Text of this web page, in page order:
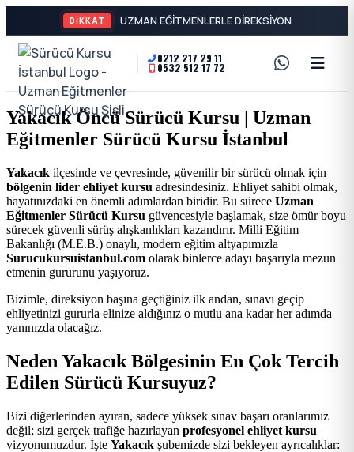
DİKKAT
Sürücü
Kursu
İstanbul
-
Şişli
En
İyi
Ehliyet
Kursu
A2
Motor
Ehliyeti
Özel
Direksiyon
Dersi
0212 217 29 11
0532 512 17 72
Yakacık Öncü Sürücü Kursu | Uzman
Eğitmenler Sürücü Kursu İstanbul
Yakacık ilçesinde ve çevresinde, güvenilir bir sürücü olmak için
bölgenin lider ehliyet kursu adresindesiniz. Ehliyet sahibi olmak,
hayatınızdaki en önemli adımlardan biridir. Bu sürece Uzman
Eğitmenler Sürücü Kursu güvencesiyle başlamak, size ömür boyu
sürecek güvenli sürüş alışkanlıkları kazandırır. Milli Eğitim
Bakanlığı (M.E.B.) onaylı, modern eğitim altyapımızla
Surucukursuistanbul.com olarak binlerce adayı başarıyla mezun
etmenin gururunu yaşıyoruz.
Bizimle, direksiyon başına geçtiğiniz ilk andan, sınavı geçip
ehliyetinizi gururla elinize aldığınız o mutlu ana kadar her adımda
yanınızda olacağız.
Neden Yakacık Bölgesinin En Çok Tercih
Edilen Sürücü Kursuyuz?
Bizi diğerlerinden ayıran, sadece yüksek sınav başarı oranlarımız
değil; sizi gerçek trafiğe hazırlayan profesyonel ehliyet kursu
vizyonumuzdur. İşte Yakacık şubemizde sizi bekleyen ayrıcalıklar: